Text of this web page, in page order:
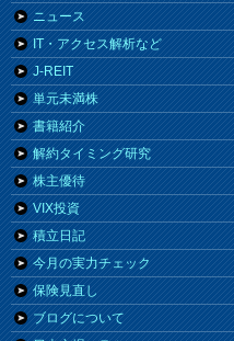
ニュース
IT・アクセス解析など
J-REIT
単元未満株
書籍紹介
解約タイミング研究
株主優待
VIX投資
積立日記
今月の実力チェック
保険見直し
ブログについて